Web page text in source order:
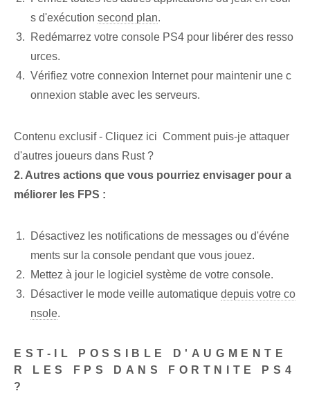
s d'exécution⁣ second plan.
Redémarrez votre console PS4 pour libérer des resso
urces.
Vérifiez votre connexion Internet pour maintenir une c
onnexion stable avec les serveurs.
Contenu exclusif - Cliquez ici Comment puis-je attaquer
d'autres joueurs dans Rust ?
2. Autres actions que vous pourriez envisager pour a
méliorer les FPS :
Désactivez les notifications de messages ou d'événe
ments sur la console pendant que vous jouez.
Mettez à jour le logiciel système de votre console.
Désactiver le mode veille automatique depuis votre co
nsole.
EST-IL POSSIBLE D'AUGMENTE
R LES FPS DANS FORTNITE PS4
?